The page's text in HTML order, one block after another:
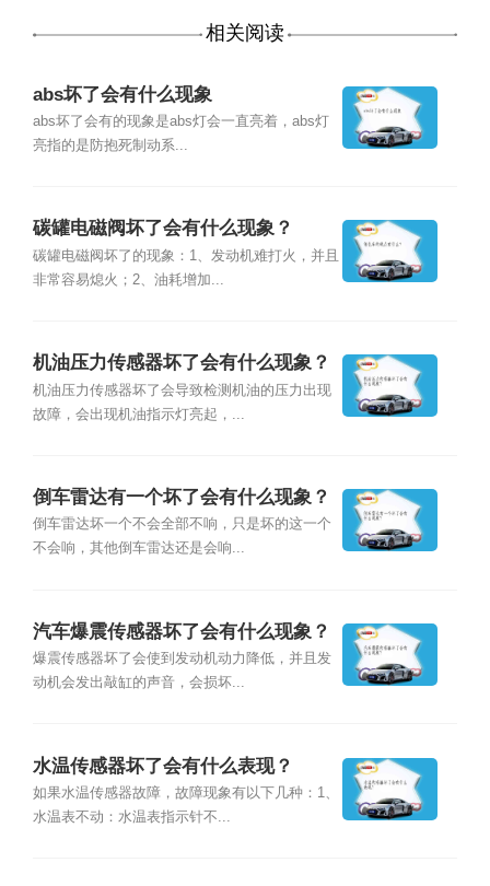
相关阅读
abs坏了会有什么现象
abs坏了会有的现象是abs灯会一直亮着，abs灯
亮指的是防抱死制动系...
碳罐电磁阀坏了会有什么现象？
碳罐电磁阀坏了的现象：1、发动机难打火，并且
非常容易熄火；2、油耗增加...
机油压力传感器坏了会有什么现象？
机油压力传感器坏了会导致检测机油的压力出现
故障，会出现机油指示灯亮起，...
倒车雷达有一个坏了会有什么现象？
倒车雷达坏一个不会全部不响，只是坏的这一个
不会响，其他倒车雷达还是会响...
汽车爆震传感器坏了会有什么现象？
爆震传感器坏了会使到发动机动力降低，并且发
动机会发出敲缸的声音，会损坏...
水温传感器坏了会有什么表现？
如果水温传感器故障，故障现象有以下几种：1、
水温表不动：水温表指示针不...